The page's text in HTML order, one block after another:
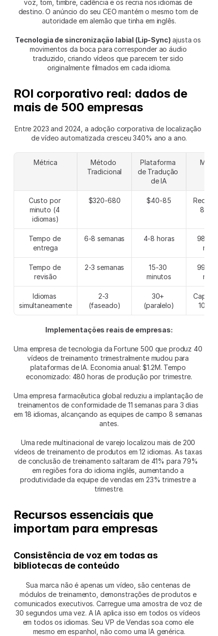
voz, tom, timbre, cadência e os recria nos idiomas de
destino. O anúncio do seu CEO mantém o mesmo tom de
autoridade em alemão que tinha em inglês.
Tecnologia de sincronização labial (Lip-Sync) ajusta os
movimentos da boca para corresponder ao áudio
traduzido, criando vídeos que parecem ter sido
originalmente filmados em cada idioma.
ROI corporativo real: dados de
mais de 500 empresas
Entre 2023 and 2024, a adoção corporativa de localização
de vídeo automatizada cresceu 340% ano a ano.
Métrica
Método
Tradicional
Plataforma
de Tradução
de IA
Custo por
minuto (4
idiomas)
$320-680 $40-85
85-
Tempo de
entrega
6-8 semanas 4-8 horas
98%
Tempo de
revisão
2-3 semanas
15-30
minutos
99%
Idiomas
simultaneamente
2-3
(faseado)
30+
(paralelo)
10x
Implementações reais de empresas:
Uma empresa de tecnologia da Fortune 500 que produz 40
vídeos de treinamento trimestralmente mudou para
plataformas de IA. Economia anual: $1.2M. Tempo
economizado: 480 horas de produção por trimestre.
Uma empresa farmacêutica global reduziu a implantação de
treinamentos de conformidade de 11 semanas para 3 dias
em 18 idiomas, alcançando as equipes de campo 8 semanas
antes.
Uma rede multinacional de varejo localizou mais de 200
vídeos de treinamento de produtos em 12 idiomas. As taxas
de conclusão de treinamento saltaram de 41% para 79%
em regiões fora do idioma inglês, aumentando a
produtividade da equipe de vendas em 23% trimestre a
trimestre.
Recursos essenciais que
importam para empresas
Consistência de voz em todas as
bibliotecas de conteúdo
Sua marca não é apenas um vídeo, são centenas de
módulos de treinamento, demonstrações de produtos e
comunicados executivos. Carregue uma amostra de voz de
30 segundos uma vez. A IA aplica isso em todos os vídeos
em todos os idiomas. Seu VP de Vendas soa como ele
mesmo em espanhol, não como uma IA genérica.